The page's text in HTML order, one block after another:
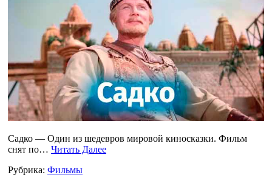
Садко — Один из шедевров мировой киносказки. Фильм
снят по… Читать Далее
Рубрика: Фильмы